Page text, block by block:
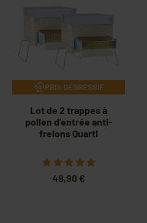
PRIX DEGRESSIF
Lot de 2 trappes à
pollen d'entrée anti-
frelons Quarti
49,90 €